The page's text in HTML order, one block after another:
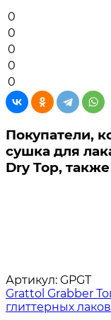
0
0
0
0
0
Покупатели,
сушка для
Dry Top,
Артикул: GPGT
Grattol Grabber
глиттерных лаков